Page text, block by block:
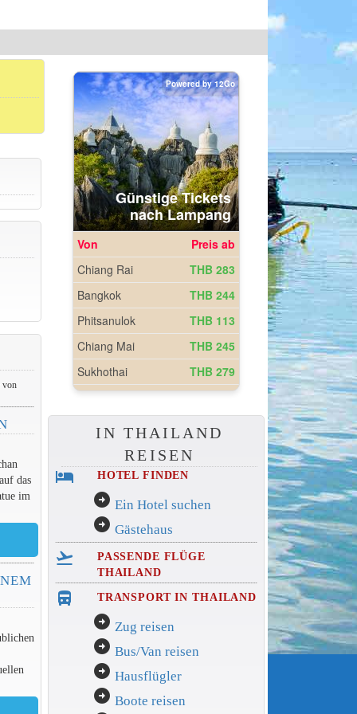
von
das
im
IN THAILAND
REISEN
hotel HOTEL FINDEN
arrow_circle_right Ein Hotel suchen
arrow_circle_right Gästehaus
flight_takeoff
PASSENDE FLÜGE
THAILAND
directions_bus_filled TRANSPORT IN THAILAND
arrow_circle_right Zug reisen
arrow_circle_right Bus/Van reisen
arrow_circle_right Hausflügler
arrow_circle_right Boote reisen